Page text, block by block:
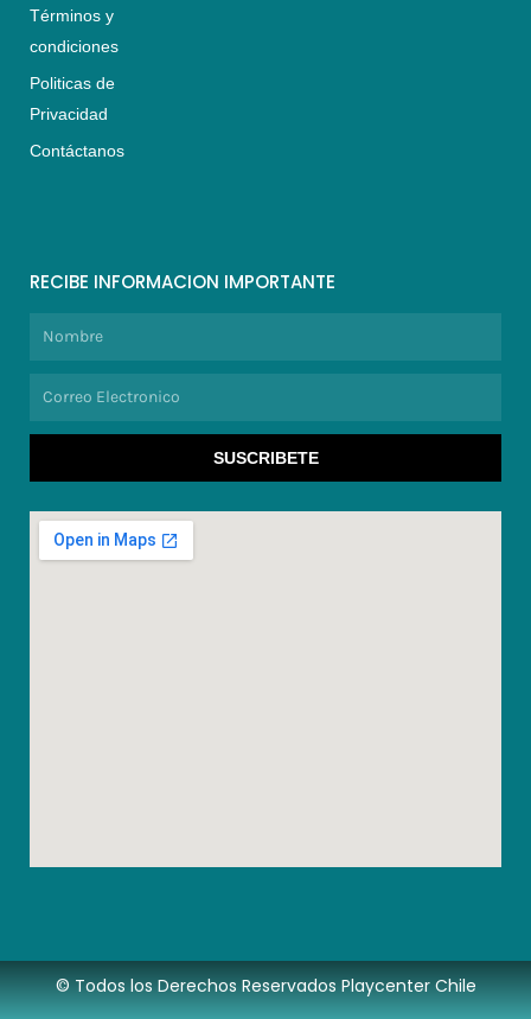
Términos y
condiciones
Politicas de
Privacidad
Contáctanos
RECIBE INFORMACION IMPORTANTE
SUSCRIBETE
© Todos los Derechos Reservados Playcenter Chile